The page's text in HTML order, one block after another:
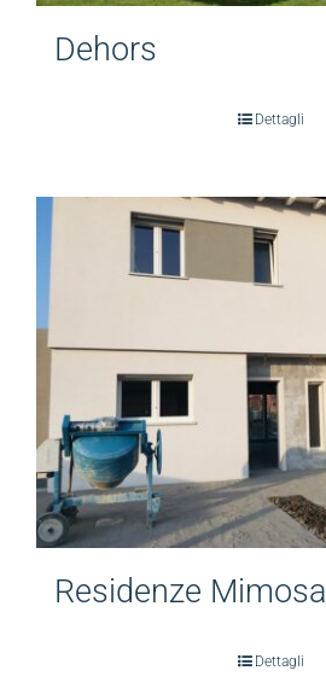
Dehors
Dettagli
Residenze Mimosa
Dettagli